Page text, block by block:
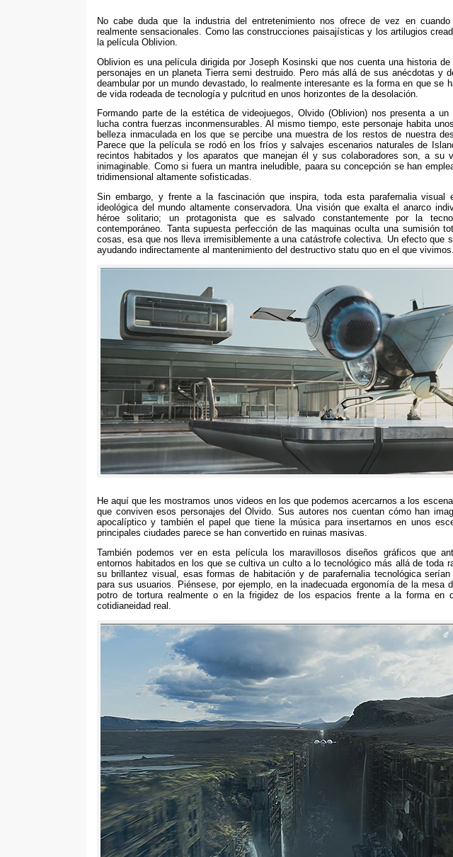
No cabe duda que la industria del entretenimiento nos ofrece de vez en cuando
realmente sensacionales. Como las construcciones paisajísticas y los artilugios
la película Oblivion.
Oblivion es una película dirigida por Joseph Kosinski que nos cuenta una historia de
personajes en un planeta Tierra semi destruido. Pero más allá de sus anécdotas y
deambular por un mundo devastado, lo realmente interesante es la forma en que se
de vida rodeada de tecnología y pulcritud en unos horizontes de la desolación.
Formando parte de la estética de videojuegos, Olvido (Oblivion) nos presenta a un
lucha contra fuerzas inconmensurables. Al mismo tiempo, este personaje habita
belleza inmaculada en los que se percibe una muestra de los restos de nuestra
Parece que la película se rodó en los fríos y salvajes escenarios naturales de
recintos habitados y los aparatos que manejan él y sus colaboradores son, a su
inimaginable. Como si fuera un mantra ineludible, paara su concepción se han
tridimensional altamente sofisticadas.
Sin embargo, y frente a la fascinación que inspira, toda esta parafernalia visual
ideológica del mundo altamente conservadora. Una visión que exalta el anarco
héroe solitario; un protagonista que es salvado constantemente por la
contemporáneo. Tanta supuesta perfección de las maquinas oculta una sumisión
cosas, esa que nos lleva irremisiblemente a una catástrofe colectiva. Un efecto que
ayudando indirectamente al mantenimiento del destructivo statu quo en el que vivimos.
He aquí que les mostramos unos videos en los que podemos acercarnos a los
que conviven esos personajes del Olvido. Sus autores nos cuentan cómo han
apocalíptico y también el papel que tiene la música para insertarnos en unos
principales ciudades parece se han convertido en ruinas masivas.
También podemos ver en esta película los maravillosos diseños gráficos que
entornos habitados en los que se cultiva un culto a lo tecnológico más allá de toda
su brillantez visual, esas formas de habitación y de parafernalia tecnológica
para sus usuarios. Piénsese, por ejemplo, en la inadecuada ergonomía de la mesa
potro de tortura realmente o en la frigidez de los espacios frente a la forma en
cotidianeidad real.